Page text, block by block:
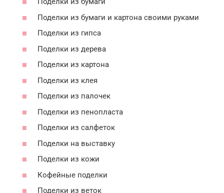
Поделки из бумаги и картона своими руками
Поделки из гипса
Поделки из дерева
Поделки из картона
Поделки из клея
Поделки из палочек
Поделки из пенопласта
Поделки из салфеток
Поделки на выставку
Поделки из кожи
Кофейные поделки
Поделки из веток